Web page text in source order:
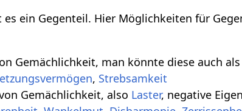
ein Gegenteil. Hier Möglichkeiten für
Gemächlichkeit, man könnte diese auch
, Strebsamkeit
Gemächlichkeit, also Laster, negative